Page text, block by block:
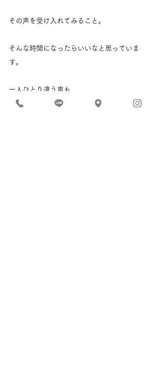
その声を受け入れてみること。
そんな時間になったらいいなと思っていま
す。
一人ひとり違う声も、
重なれば美しい響きになります。